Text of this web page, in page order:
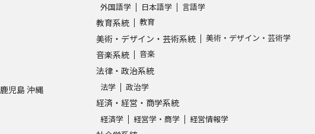
鹿児島沖縄
外国語学 日本語学 言語学
教育系統 教育
美術・デザイン・芸術系統 美術・デザイン・芸術学
音楽系統 音楽
法律・政治系統
法学 政治学
経済・経営・商学系統
経済学 経営学・商学 経営情報学